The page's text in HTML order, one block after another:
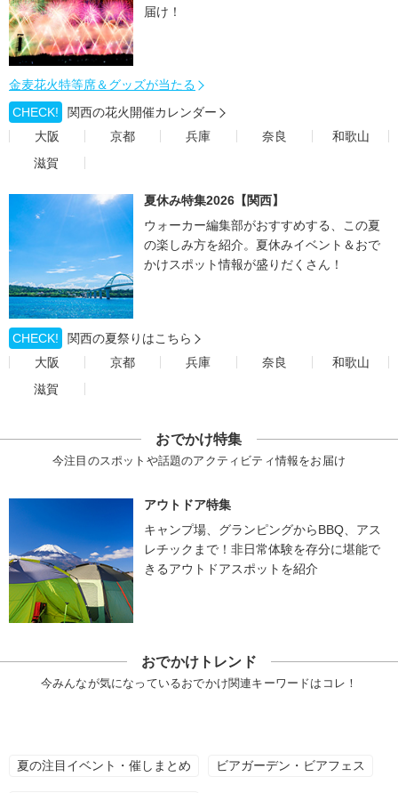
届け！
金麦花火特等席＆グッズが当たる
CHECK!
関西の花火開催カレンダー
大阪
京都 兵庫 奈良
和歌山
滋賀
夏休み特集2026【関西】
ウォーカー編集部がおすすめする、この夏
の楽しみ方を紹介。夏休みイベント＆おで
かけスポット情報が盛りだくさん！
CHECK!
関西の夏祭りはこちら
大阪
京都 兵庫 奈良
和歌山
滋賀
おでかけ特集
今注目のスポットや話題のアクティビティ情報をお届け
アウトドア特集
キャンプ場、グランピングからBBQ、アス
レチックまで！非日常体験を存分に堪能で
きるアウトドアスポットを紹介
おでかけトレンド
今みんなが気になっているおでかけ関連キーワードはコレ！
夏の注目イベント・催しまとめ ビアガーデン・ビアフェス